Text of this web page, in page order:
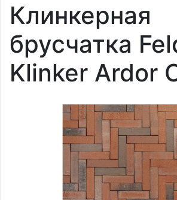
Клинкерная
брусчатка
Klinker Ardor